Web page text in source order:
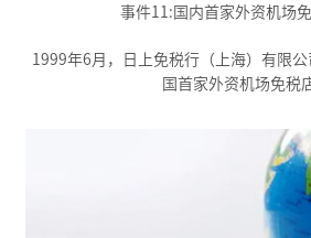
事件11:国内首家外资机场
1999年6月，日上免税行（上海）有限
国首家外资机场免税